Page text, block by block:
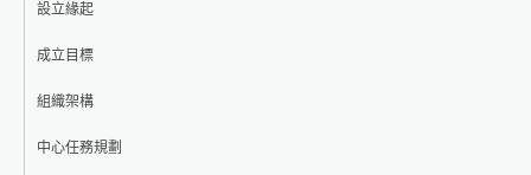
設立緣起
成立目標
組織架構
中心任務規劃